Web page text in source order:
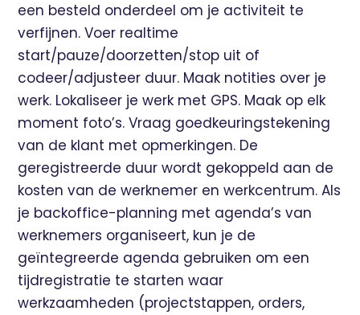
een besteld onderdeel om je activiteit te
verfijnen. Voer realtime
start/pauze/doorzetten/stop uit of
codeer/adjusteer duur. Maak notities over je
werk. Lokaliseer je werk met GPS. Maak op elk
moment foto’s. Vraag goedkeuringstekening
van de klant met opmerkingen. De
geregistreerde duur wordt gekoppeld aan de
kosten van de werknemer en werkcentrum. Als
je backoffice-planning met agenda’s van
werknemers organiseert, kun je de
geïntegreerde agenda gebruiken om een
tijdregistratie te starten waar
werkzaamheden (projectstappen, orders,